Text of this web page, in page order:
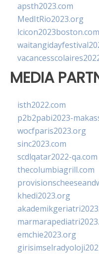
apsth2023.com
MedItRio2023.org
lcicon2023boston.com
MEDIA
isth2022.com
p2b2pabi2023-
wocfparis2023.org
sinc2023.com
scdlqatar2022-qa.com
thecolumbiagrill.com
khedi2023.org
emchie2023.org